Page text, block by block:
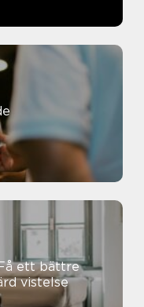
ett bättre
vistelse